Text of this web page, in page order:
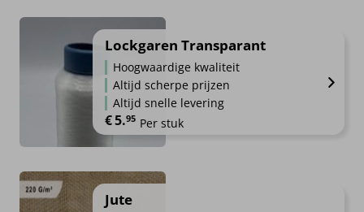
Lockgaren Transparant
Hoogwaardige kwaliteit
Altijd scherpe prijzen
Altijd snelle levering
€5.95 Per stuk
Jute